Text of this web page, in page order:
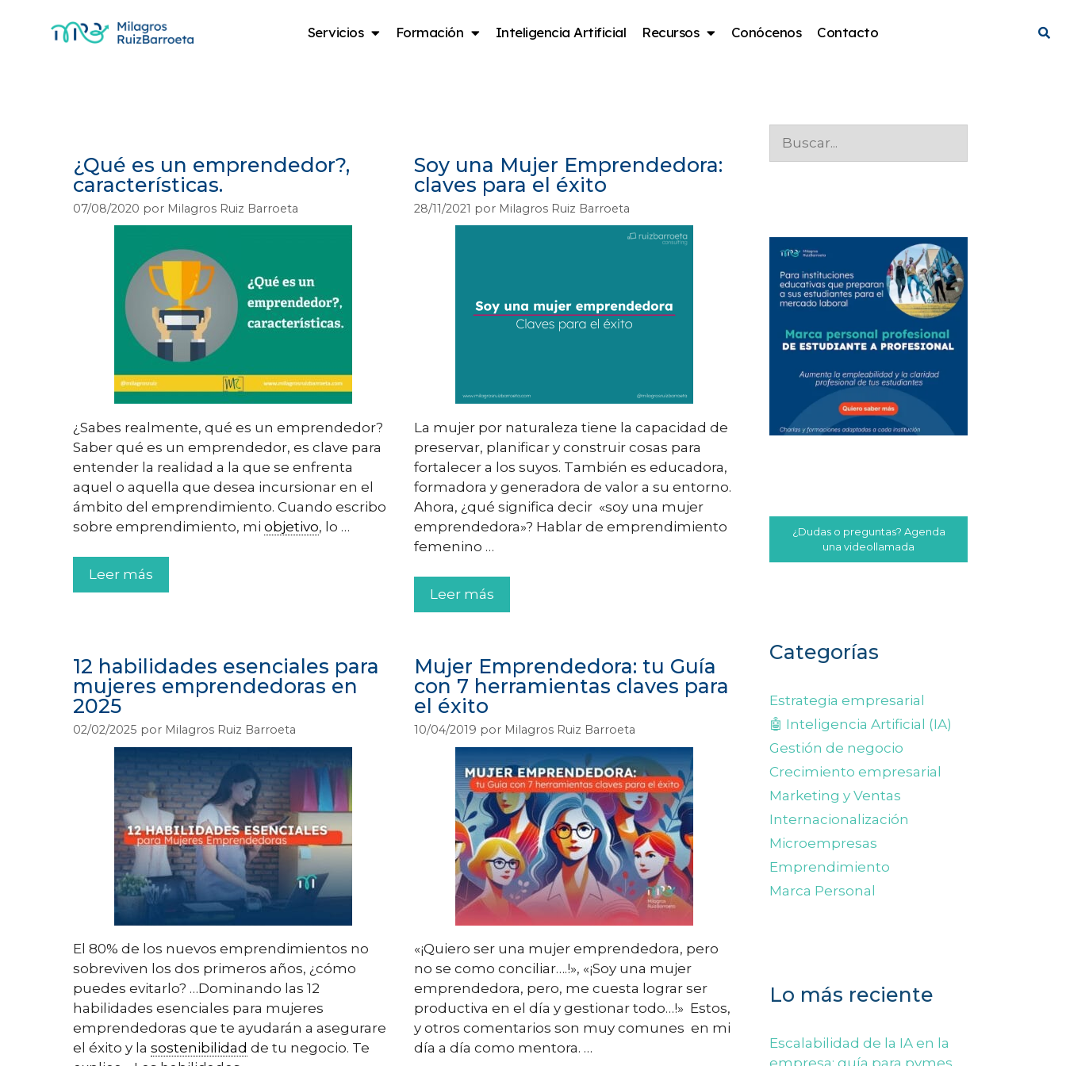
Servicios Formación Inteligencia Artificial Recursos Conócenos Contacto
¿Qué es un emprendedor?,
características.
07/08/2020 por Milagros Ruiz Barroeta
¿Sabes realmente, qué es un emprendedor?
Saber qué es un emprendedor, es clave para
entender la realidad a la que se enfrenta
aquel o aquella que desea incursionar en el
ámbito del emprendimiento. Cuando escribo
sobre emprendimiento, mi objetivo, lo …
Leer más
Soy una Mujer Emprendedora:
claves para el éxito
28/11/2021 por Milagros Ruiz Barroeta
La mujer por naturaleza tiene la capacidad de
preservar, planificar y construir cosas para
fortalecer a los suyos. También es educadora,
formadora y generadora de valor a su entorno.
Ahora, ¿qué significa decir «soy una mujer
emprendedora»? Hablar de emprendimiento
femenino …
Leer más
12 habilidades esenciales para
mujeres emprendedoras en
2025
02/02/2025 por Milagros Ruiz Barroeta
El 80% de los nuevos emprendimientos no
sobreviven los dos primeros años, ¿cómo
puedes evitarlo? …Dominando las 12
habilidades esenciales para mujeres
emprendedoras que te ayudarán a asegurare
el éxito y la sostenibilidad de tu negocio. Te
Mujer Emprendedora: tu Guía
con 7 herramientas claves para
el éxito
10/04/2019 por Milagros Ruiz Barroeta
«¡Quiero ser una mujer emprendedora, pero
no se como conciliar….!», «¡Soy una mujer
emprendedora, pero, me cuesta lograr ser
productiva en el día y gestionar todo…!» Estos,
y otros comentarios son muy comunes en mi
día a día como mentora. …
¿Dudas o preguntas? Agenda
una videollamada
Categorías
Estrategia empresarial
🤖 Inteligencia Artificial (IA)
Gestión de negocio
Crecimiento empresarial
Marketing y Ventas
Internacionalización
Microempresas
Emprendimiento
Marca Personal
Lo más reciente
Escalabilidad de la IA en la
empresa: guía para pymes